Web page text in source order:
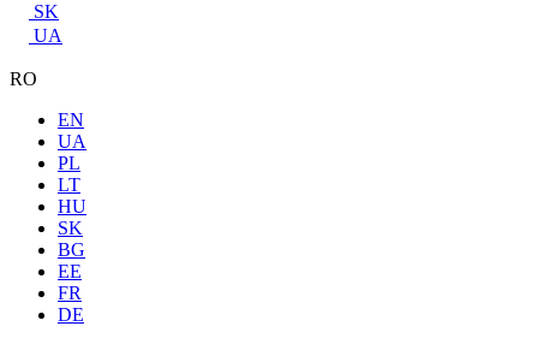
SK
UA
RO
EN
UA
PL
LT
HU
SK
BG
EE
FR
DE